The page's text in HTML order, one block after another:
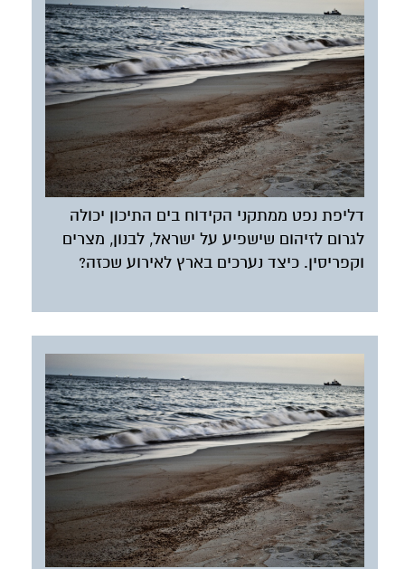
דליפת נפט ממתקני הקידוח בים התיכון יכולה
לגרום לזיהום שישפיע על ישראל, לבנון, מצרים
וקפריסין. כיצד נערכים בארץ לאירוע שכזה?